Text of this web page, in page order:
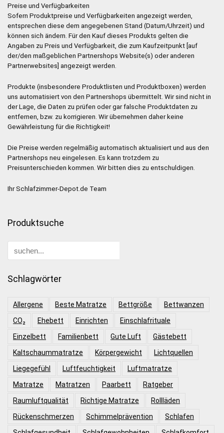
Preise und Verfügbarkeiten
Sofern Produktpreise und Verfügbarkeiten angezeigt werden,
entsprechen diese dem angegebenen Stand (Datum/Uhrzeit) und
können sich ändern. Für den Kauf dieses Produkts gelten die
Angaben zu Preis und Verfügbarkeit, die zum Kaufzeitpunkt [auf
der/den maßgeblichen Partnershops Website(s) oder anderen
Partnerwebsites] angezeigt werden.
Produkte (insbesondere Produktlisten und Produktboxen) werden
uns automatisiert von den Partnershops übermittelt. Wir sind nicht in
der Lage, die Daten zu prüfen oder gar falsche Produktdaten zu
entfernen, bzw. zu korrigieren. Wir übernehmen daher keine
Gewährleistung für die Richtigkeit!
Die Preise werden regelmäßig automatisch aktualisiert und aus den
Partnershops neu eingelesen. Es kann trotzdem zu
Preisunterschieden kommen. Wir bitten dies zu entschuldigen.
Ihr Schlafzimmer-Depot.de Team
Produktsuche
Schlagwörter
Allergene Beste Matratze Bettgröße
Bettwanzen
CO₂
Ehebett Einrichten
Einschlafrituale
Einzelbett
Familienbett Gute Luft
Gästebett
Kaltschaummatratze
Körpergewicht
Lichtquellen
Liegegefühl
Luftfeuchtigkeit
Luftmatratze
Matratze
Matratzen Paarbett
Ratgeber
Raumluftqualität
Richtige Matratze
Rollläden
Rückenschmerzen
Schimmelprävention
Schlafen